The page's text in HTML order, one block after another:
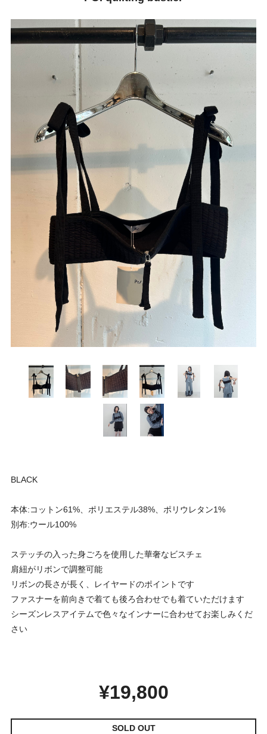
BLACK
本体:コットン61%、ポリエステル38%、ポリウレタン1%
別布:ウール100%
ステッチの入った身ごろを使用した華奢なビスチェ
肩紐がリボンで調整可能
リボンの長さが長く、レイヤードのポイントです
ファスナーを前向きで着ても後ろ合わせでも着ていただけます
シーズンレスアイテムで色々なインナーに合わせてお楽しみくだ
さい
¥19,800
SOLD OUT